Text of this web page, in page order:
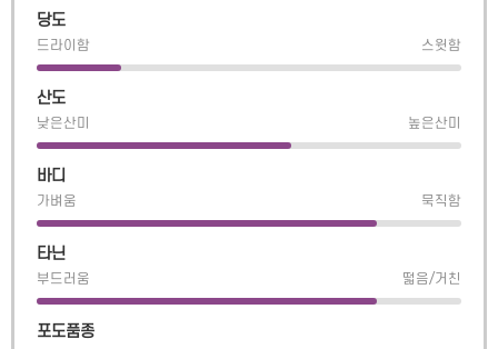
당도
드라이함 스윗함
산도
낮은산미 높은산미
바디
가벼움 묵직함
타닌
부드러움 떫음/거친
포도품종